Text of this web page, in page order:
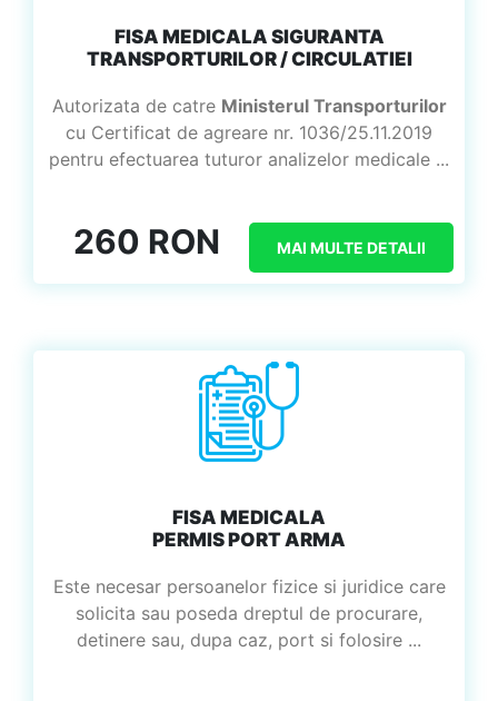
FISA MEDICALA SIGURANTA
TRANSPORTURILOR / CIRCULATIEI
Autorizata de catre Ministerul Transporturilor
cu Certificat de agreare nr. 1036/25.11.2019
pentru efectuarea tuturor analizelor medicale ...
260 RON MAI MULTE DETALII
FISA MEDICALA
PERMIS PORT ARMA
Este necesar persoanelor fizice si juridice care
solicita sau poseda dreptul de procurare,
detinere sau, dupa caz, port si folosire ...